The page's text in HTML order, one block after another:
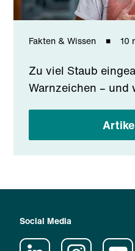
Fakten & Wissen 10
Zu viel Staub
Warnzeichen – und
Social Media